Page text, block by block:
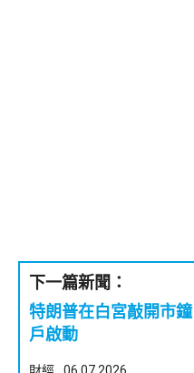
下一篇新聞：
特朗普在白宮敲開市
戶啟動
財經 06.07.2026